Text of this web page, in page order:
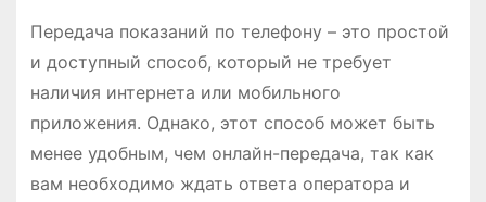
Передача показаний по телефону – это простой
и доступный способ, который не требует
наличия интернета или мобильного
приложения. Однако, этот способ может быть
менее удобным, чем онлайн-передача, так как
вам необходимо ждать ответа оператора и